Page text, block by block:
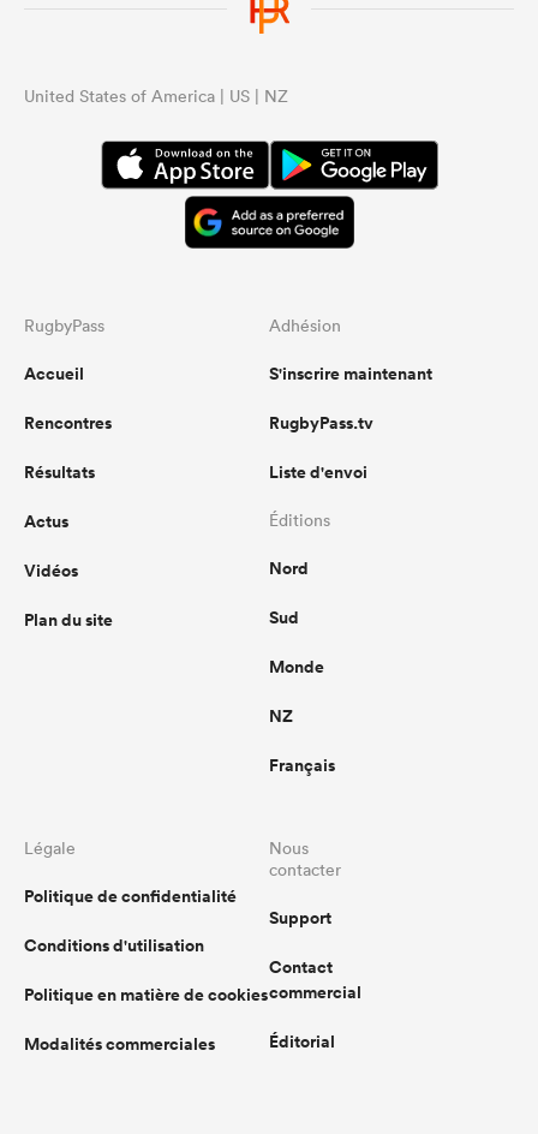
United States of America | US | NZ
RugbyPass
Accueil
Rencontres
Résultats
Actus
Vidéos
Plan du site
Adhésion
S'inscrire maintenant
RugbyPass.tv
Liste d'envoi
Éditions
Nord
Sud
Monde
NZ
Français
Légale
Politique de confidentialité
Conditions d'utilisation
Politique en matière de cookies
Modalités commerciales
Nous
contacter
Support
Contact
commercial
Éditorial